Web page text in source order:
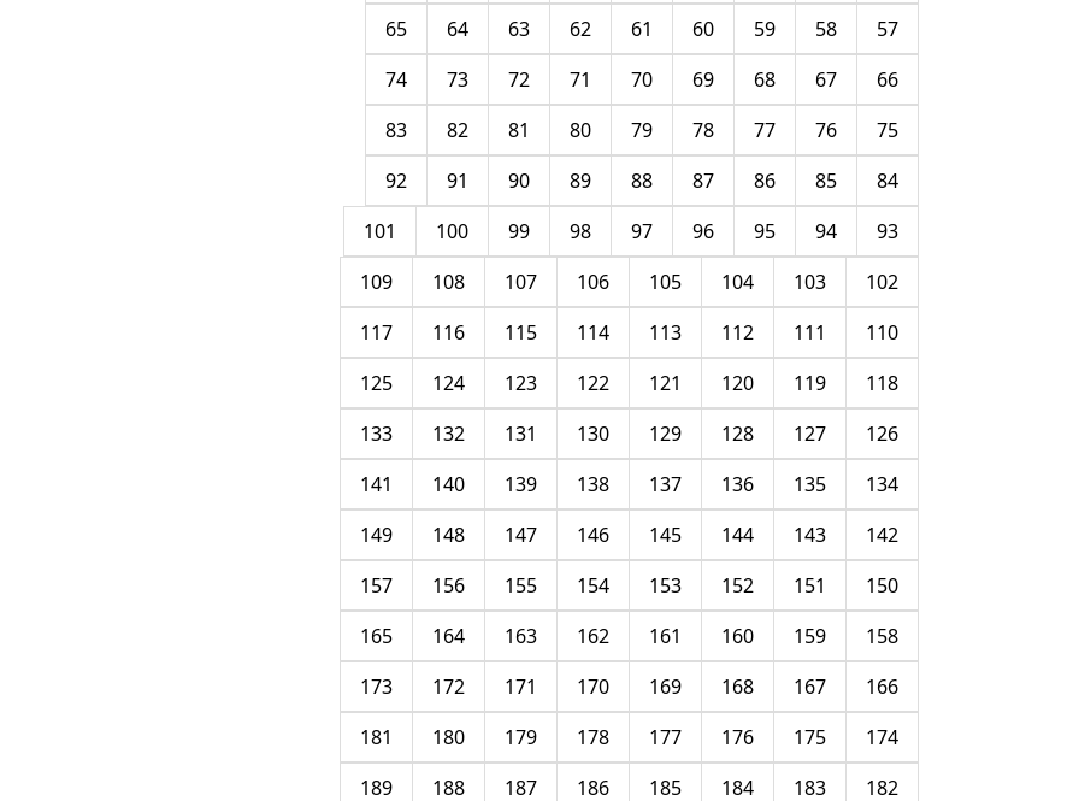
57
58
59
60
61
62
63
64
65
66
67
68
69
70
71
72
73
74
75
76
77
78
79
80
81
82
83
84
85
86
87
88
89
90
91
92
93
94
95
96
97
98
99
100
101
102
103
104
105
106
107
108
109
110
111
112
113
114
115
116
117
118
119
120
121
122
123
124
125
126
127
128
129
130
131
132
133
134
135
136
137
138
139
140
141
142
143
144
145
146
147
148
149
150
151
152
153
154
155
156
157
158
159
160
161
162
163
164
165
166
167
168
169
170
171
172
173
174
175
176
177
178
179
180
181
182
183
184
185
186
187
188
189